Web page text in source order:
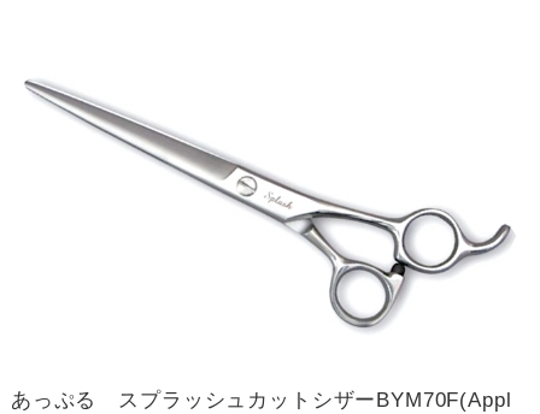
あっぷる スプラッシュカットシザーBYM70F(Appl